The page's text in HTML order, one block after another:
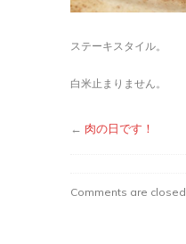
ステーキスタイル。
白米止まりません。
← 肉の日です！
Comments are closed.